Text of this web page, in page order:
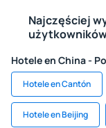
Najczęściej
Hotele en China -
Hotele en Cantón
Hotele en Beijing